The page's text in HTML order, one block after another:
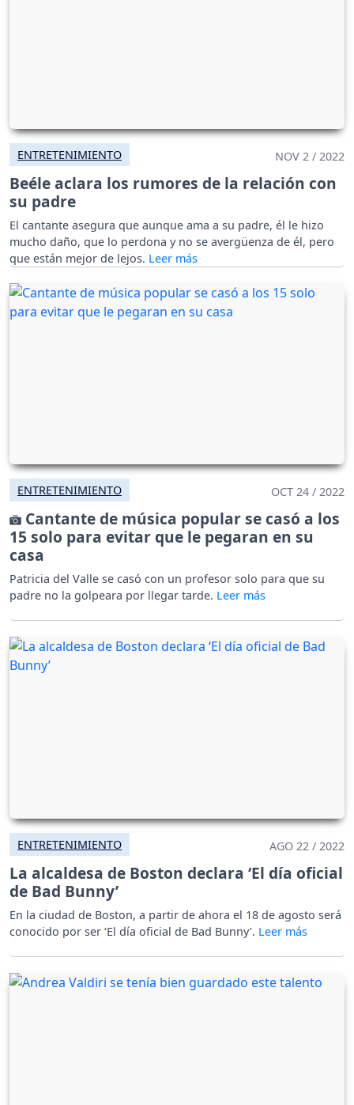
ENTRETENIMIENTO NOV 2 / 2022
Beéle aclara los rumores de la relación con
su padre
El cantante asegura que aunque ama a su padre, él le hizo
mucho daño, que lo perdona y no se avergüenza de él, pero
que están mejor de lejos.
ENTRETENIMIENTO OCT 24 / 2022
Cantante de música popular se casó a los
15 solo para evitar que le pegaran en su
casa
Patricia del Valle se casó con un profesor solo para que su
padre no la golpeara por llegar tarde.
ENTRETENIMIENTO AGO 22 / 2022
La alcaldesa de Boston declara ‘El día oficial
de Bad Bunny’
En la ciudad de Boston, a partir de ahora el 18 de agosto será
conocido por ser ‘El día oficial de Bad Bunny’.